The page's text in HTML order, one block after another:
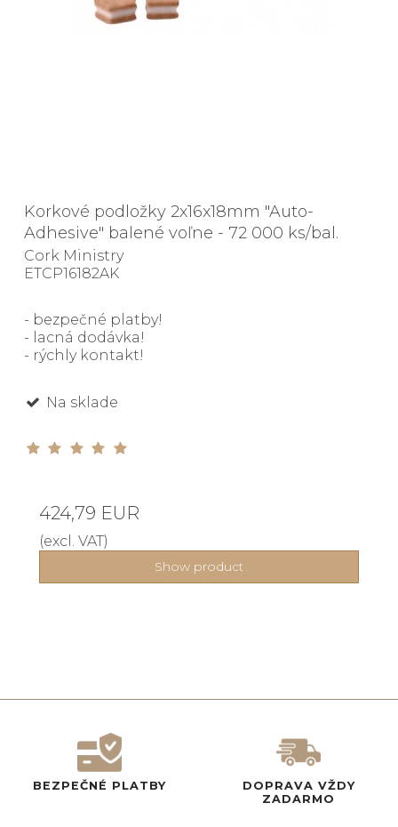
Korkové podložky 2x16x18mm "Auto-
Adhesive" balené voľne - 72 000 ks/bal.
Cork Ministry
ETCP16182AK
- bezpečné platby!
- lacná dodávka!
- rýchly kontakt!
Na sklade
424,79 EUR
(excl. VAT)
Show product
BEZPEČNÉ PLATBY
DOPRAVA VŽDY
ZADARMO